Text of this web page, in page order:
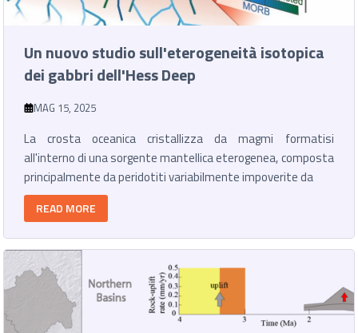
Un nuovo studio sull'eterogeneità isotopica
dei gabbri dell'Hess Deep
MAG 15, 2025
La crosta oceanica cristallizza da magmi formatisi
all'interno di una sorgente mantellica eterogenea, composta
principalmente da peridotiti variabilmente impoverite da
READ MORE